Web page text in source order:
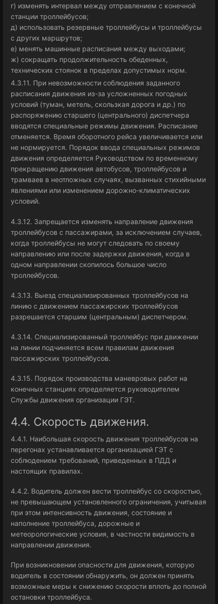
г) изменять интервал между отправлением с конечной
станции троллейбусов;
д) использовать резервные троллейбусы и троллейбусы
с других маршрутов;
е) менять машинные расписания между выходами;
ж) сокращать продолжительность обеденных,
технических стоянок в пределах допустимых норм.
4.3.11. При невозможности соблюдения заданного
расписания движения из-за усложненных погодных
условий (туман, метель, скользкая дорога и др.) по
распоряжению старшего (центрального) диспетчера
вводятся специальные режимы движения. Расписание
отменяется. Время оборотного рейса увеличивается или
не нормируется. Порядок ввода специальных режимов
движения определяется Руководством по временному
прекращению движения автобусов, троллейбусов и
трамваев в неотложных случаях, вызванных стихийными
явлениями или изменением дорожно-климатических
условий.
4.3.12. Запрещается изменять направление движения
троллейбусов с пассажирами, за исключением случаев,
когда троллейбусы не могут следовать по своему
направлению или после задержки движения, когда в
одном направлении скопилось большое число
троллейбусов.
4.3.13. Выезд специализированных троллейбусов на
линию с движением пассажирских троллейбусов
разрешается старшим (центральным) диспетчером.
4.3.14. Специализированный троллейбус при движении
на линии подчиняется всем правилам движения
пассажирских троллейбусов.
4.3.15. Порядок производства маневровых работ на
конечных станциях определяется руководителем
Службы движения организации ГЭТ.
4.4. Скорость движения.
4.4.1. Наибольшая скорость движения троллейбусов на
перегонах устанавливается организацией ГЭТ с
соблюдением требований, приведенных в ПДД и
настоящих правилах.
4.4.2. Водитель должен вести троллейбус со скоростью,
не превышающем установленного ограничения, учитывая
при этом интенсивность движения, состояние и
наполнение троллейбуса, дорожные и
метеорологические условия, в частности видимость в
направлении движения.
При возникновении опасности для движения, которую
водитель в состоянии обнаружить, он должен принять
возможные меры к снижению скорости вплоть до полной
остановки троллейбуса.